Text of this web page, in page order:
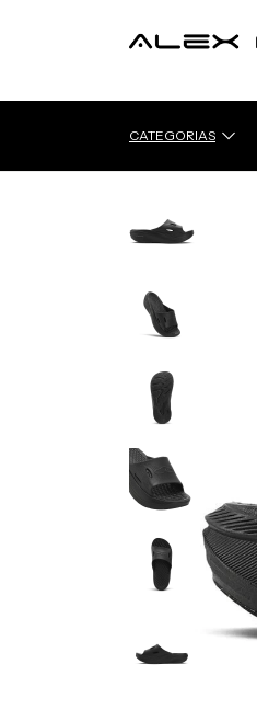
CATEGORIAS